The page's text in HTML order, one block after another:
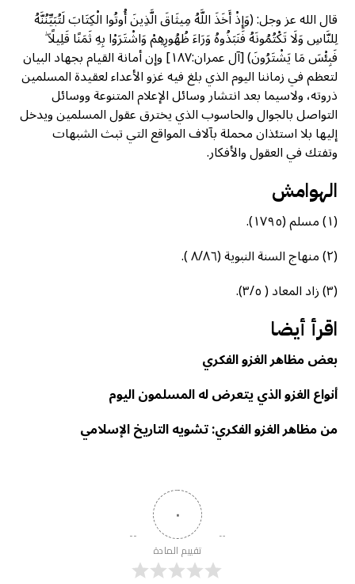
قال الله عز وجل: (وَإِذْ أَخَذَ اللَّهُ مِيثَاقَ الَّذِينَ أُوتُوا الْكِتَابَ لَتُبَيِّنُنَّهُ
لِلنَّاسِ وَلَا تَكْتُمُونَهُ فَنَبَذُوهُ وَرَاءَ ظُهُورِهِمْ وَاشْتَرَوْا بِهِ ثَمَنًا قَلِيلًا ۖ
فَبِئْسَ مَا يَشْتَرُونَ) [آل عمران:١٨٧] وإن أمانة القيام بجهاد البيان
لتعظم في زماننا اليوم الذي بلغ فيه غزو الأعداء لعقيدة المسلمين
ذروته، ولاسيما بعد انتشار وسائل الإعلام المتنوعة ووسائل
التواصل بالجوال والحاسوب الذي يخترق عقول المسلمين ويدخل
إليها بلا استئذان محملة بآلاف المواقع التي تبث الشبهات
وتفتك في العقول والأفكار.
الهوامش
(١) مسلم (١٧٩٥).
(٢) منهاج السنة النبوية (٨/٨٦ ).
(٣) زاد المعاد ( ٣/٥).
اقرأ أيضا
بعض مظاهر الغزو الفكري
أنواع الغزو الذي يتعرض له المسلمون اليوم
من مظاهر الغزو الفكري: تشويه التاريخ الإسلامي
٠
تقييم المادة